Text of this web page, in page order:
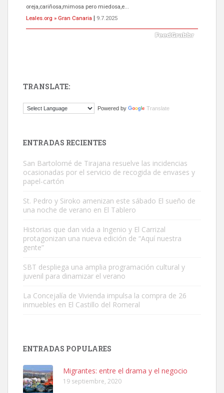
oreja,cariñosa,mimosa pero miedosa,e...
Leales.org » Gran Canaria
9.7.2025
El ayuntamiento se va a llevar a Los Gatos callejeros de la zona los
Este gato macho ha aparecido en la calle hace menos de un mes,
es muy manso y extremadamente cari...
Leales.org » Gran Canaria
Leales.org » Gran Canaria
TRANSLATE:
Powered by Translate
ENTRADAS RECIENTES
San Bartolomé de Tirajana resuelve las incidencias
ocasionadas por el servicio de recogida de envases y
papel-cartón
St. Pedro y Siroko amenizan este sábado El sueño de
una noche de verano en El Tablero
Historias que dan vida a Ingenio y El Carrizal
protagonizan una nueva edición de “Aquí nuestra
gente”
SBT despliega una amplia programación cultural y
juvenil para dinamizar el verano
La Concejalía de Vivienda impulsa la compra de 26
inmuebles en El Castillo del Romeral
ENTRADAS POPULARES
Migrantes: entre el drama y el negocio
19 septiembre, 2020